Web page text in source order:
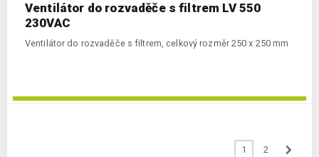
Ventilátor do rozvaděče s filtrem LV 550
230VAC
Ventilátor do rozvaděče s filtrem, celkový rozměr 250 x 250 mm
1 2